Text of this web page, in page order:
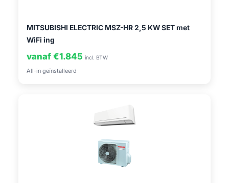
MITSUBISHI ELECTRIC MSZ-HR 2,5 KW SET met
WiFi ing
vanaf €1.845 incl. BTW
All-in geïnstalleerd